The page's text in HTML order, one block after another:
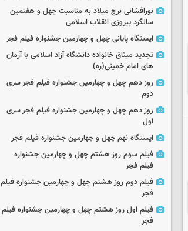
نورافشانی برج میلاد به مناسبت چهل‌ و هفتمین
سالگرد پیروزی انقلاب اسلامی
ایستگاه پایانی چهل و چهارمین جشنواره فیلم فجر
تجدید میثاق خانواده دانشگاه آزاد اسلامی با آرمان
های امام خمینی(ره)
روز دهم چهل و چهارمین جشنواره فیلم فجر سری
دوم
روز دهم چهل و چهارمین جشنواره فیلم فجر سری
اول
ایستگاه نهم چهل و چهارمین جشنواره فیلم فجر
فیلم سوم روز هشتم چهل و چهارمین جشنواره
فیلم فجر
فیلم دوم روز هشتم چهل و چهارمین جشنواره فیلم
فجر
فیلم اول روز هشتم چهل و چهارمین جشنواره فیلم
فجر